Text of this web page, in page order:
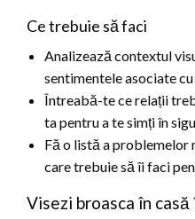
Ce trebuie să faci
Analizează contextul
sentimentele asociate cu
Întreabă-te ce relații
ta pentru a te simți în
Fă o listă a problemelor
care trebuie să îi faci
Visezi broasca în